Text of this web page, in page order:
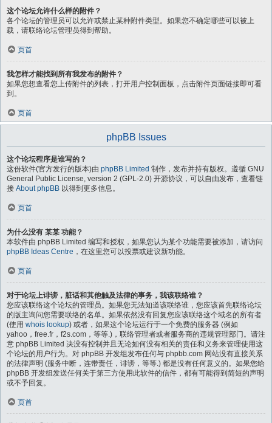
这个论坛允许什么样的附件？
各个论坛的管理员可以允许或禁止某种附件类型。如果您不确定哪些可以被上
载，请联络论坛管理员得到帮助。
页首
我怎样才能找到所有我发布的附件？
如果您想查看您上传附件的列表，打开用户控制面板，点击附件页面链接即可看
到。
页首
phpBB Issues
这个论坛程序是谁写的？
这份软件(官方发行的版本)由 phpBB Limited 制作，发布并持有版权。遵循 GNU
General Public License, version 2 (GPL-2.0) 开源协议，可以自由发布，查看链
接 About phpBB 以得到更多信息。
页首
为什么没有 某某 功能？
本软件由 phpBB Limited 编写和授权，如果您认为某个功能需要被添加，请访问
phpBB Ideas Centre ，在这里您可以投票或建议新功能。
页首
对于论坛上诽谤，脏话和其他触及法律的事务，我该联络谁？
您应该联络这个论坛的管理员。如果您无法知道该联络谁，您应该首先联络论坛
的版主询问您需要联络的名单。如果依然没有回复您应该联络这个域名的所有者
(使用 whois lookup) 或者，如果这个论坛运行于一个免费的服务器 (例如
yahoo，free.fr，f2s.com，等等.)，联络管理者或者服务商的违规管理部门。请注
意 phpBB Limited 决没有控制并且无论如何没有相关的责任和义务来管理使用这
个论坛的用户行为。对 phpBB 开发组发布任何与 phpbb.com 网站没有直接关系
的法律声明 (服务中断，连带责任，诽谤，等等.) 都是没有任何意义的。如果您给
phpBB 开发组发送任何关于第三方使用此软件的信件，都有可能得到简短的声明
或不予回复。
页首